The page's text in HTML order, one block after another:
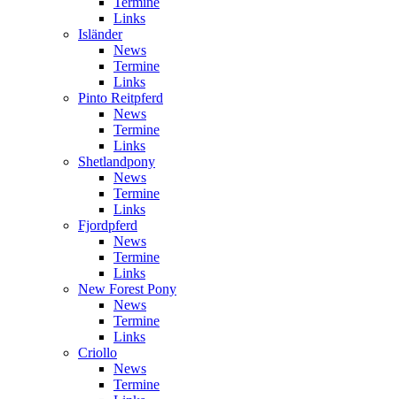
Links
Isländer
News
Termine
Links
Pinto Reitpferd
News
Termine
Links
Shetlandpony
News
Termine
Links
Fjordpferd
News
Termine
Links
New Forest Pony
News
Termine
Links
Criollo
News
Termine